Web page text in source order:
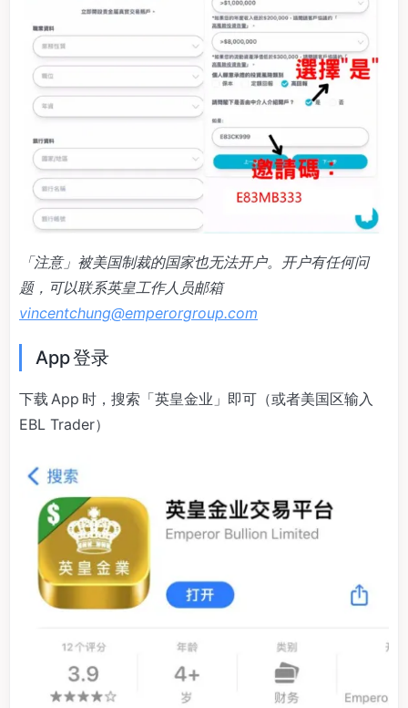
「注意」被美国制裁的国家也无法开户。开户有任何问
题，可以联系英皇工作人员邮箱
vincentchung@emperorgroup.com
App 登录
下载 App 时，搜索「英皇金业」即可（或者美国区输入
EBL Trader）